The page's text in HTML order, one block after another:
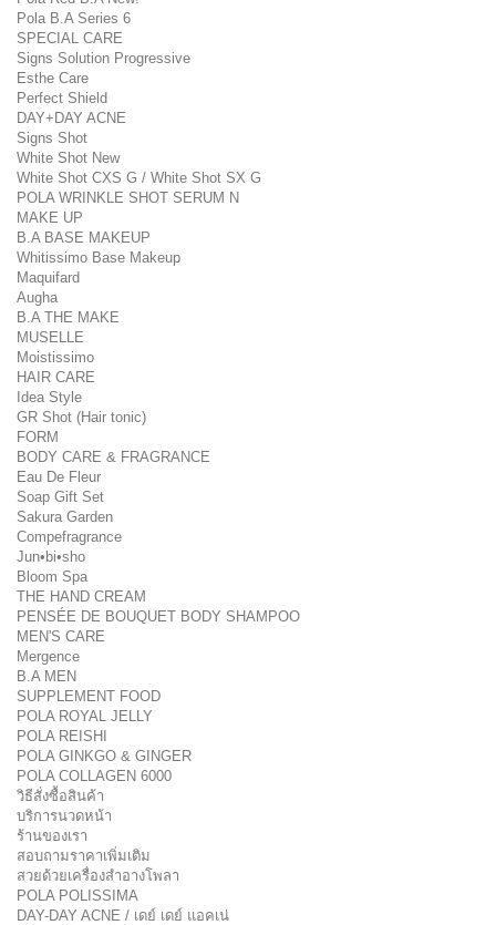
Pola B.A Series 6
SPECIAL CARE
Signs Solution Progressive
Esthe Care
Perfect Shield
DAY+DAY ACNE
Signs Shot
White Shot New
White Shot CXS G / White Shot SX G
POLA WRINKLE SHOT SERUM N
MAKE UP
B.A BASE MAKEUP
Whitissimo Base Makeup
Maquifard
Augha
B.A THE MAKE
MUSELLE
Moistissimo
HAIR CARE
Idea Style
GR Shot (Hair tonic)
FORM
BODY CARE & FRAGRANCE
Eau De Fleur
Soap Gift Set
Sakura Garden
Compefragrance
Jun•bi•sho
Bloom Spa
THE HAND CREAM
PENSÉE DE BOUQUET BODY SHAMPOO
MEN'S CARE
Mergence
B.A MEN
SUPPLEMENT FOOD
POLA ROYAL JELLY
POLA REISHI
POLA GINKGO & GINGER
POLA COLLAGEN 6000
วิธีสั่งซื้อสินค้า
บริการนวดหน้า
ร้านของเรา
สอบถามราคาเพิ่มเติม
สวยด้วยเครื่องสำอางโพลา
POLA POLISSIMA
DAY-DAY ACNE / เดย์ เดย์ แอคเน่